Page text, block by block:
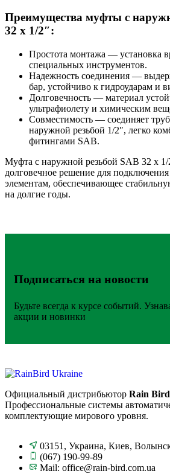
Преимущества муфты с
32 х 1/2″:
Простота монтажа — установка
специальных инструментов.
Надежность соединения —
бар, устойчиво к гидроударам и
Долговечность — материал
ультрафиолету и химическим
Совместимость — соединяет
наружной резьбой 1/2″, легко
фитингами SAB.
Муфта с наружной резьбой SAB 32 х
долговечное решение для
элементам, обеспечивающее
на долгие годы.
Подписаться на новости
Будьте всегда к курсе событий.
акции и новинки
Официальный дистрибьютор Rain
Профессиональные системы
комплектующие мирового уровня.
03151, Украина, Киев,
(067) 190-99-89
Mail: office@rain-bird.com.ua